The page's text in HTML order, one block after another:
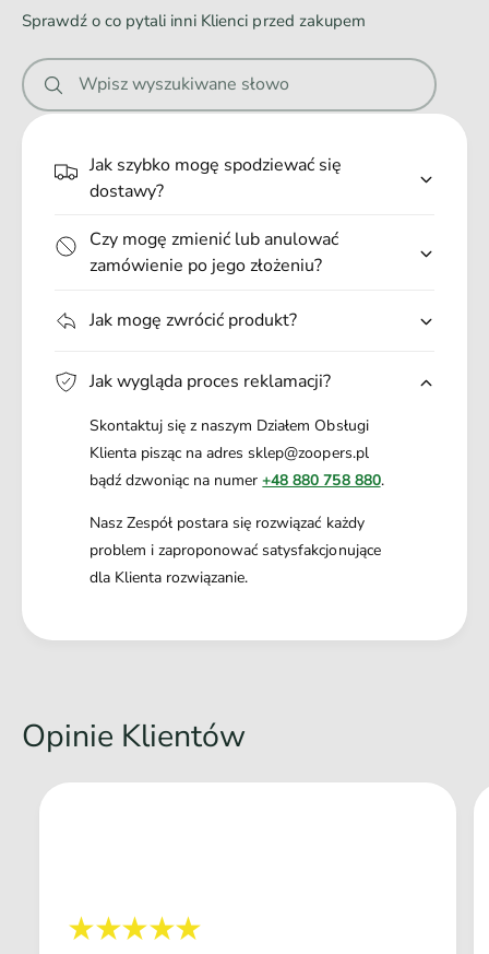
i
e
Sprawdź o co pytali inni Klienci przed zakupem
Wpisz wyszukiwane słowo
Jak szybko mogę spodziewać się
dostawy?
Czy mogę zmienić lub anulować
zamówienie po jego złożeniu?
Jak mogę zwrócić produkt?
Jak wygląda proces reklamacji?
Skontaktuj się z naszym Działem Obsługi
Klienta pisząc na adres sklep@zoopers.pl
bądź dzwoniąc na numer+48 880 758 880.
Nasz Zespół postara się rozwiązać każdy
problem i zaproponować satysfakcjonujące
dla Klienta rozwiązanie.
Opinie Klientów